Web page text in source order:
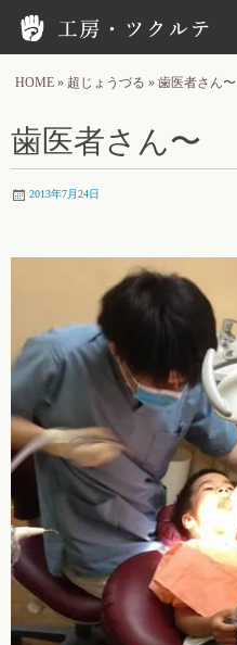
HOME » 超じょうづる » 歯医者さん〜
歯医者さん〜
2013年7月24日